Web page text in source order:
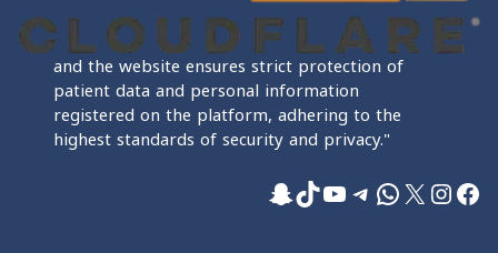
and the website ensures strict protection of
patient data and personal information
registered on the platform, adhering to the
highest standards of security and privacy."
فيسبوك
إنستجرام
إكسواتساب
تيليجرام
يوتيوب
تيك توك
سناب شات